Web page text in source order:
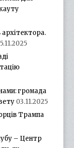
архітектора.
громада
03.11.2025
Трампа
– Центр